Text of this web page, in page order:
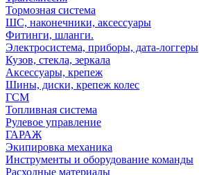
Тормозная система
ШС, наконечники, аксессуары
Фитинги, шланги.
Электросистема, приборы, дата-логгеры
Кузов, стекла, зеркала
Аксессуары, крепеж
Шины, диски, крепеж колес
ГСМ
Топливная система
Рулевое управление
ГАРАЖ
Экипировка механика
Инструменты и оборудование команды
Расходные материалы